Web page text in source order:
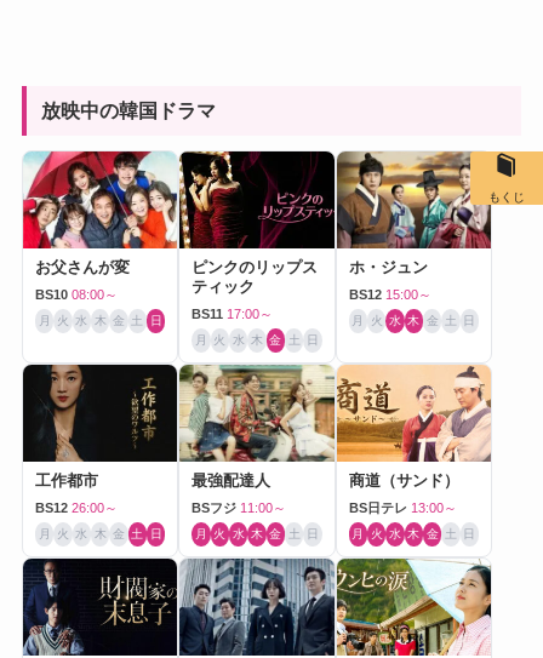
放映中の韓国ドラマ
お父さんが変
BS10 08:00～
月 火 水 木 金 土 日
ピンクのリップス
ティック
BS11 17:00～
月 火 水 木 金 土 日
ホ・ジュン
BS12 15:00～
月 火 水 木 金 土 日
工作都市
BS12 26:00～
月 火 水 木 金 土 日
最強配達人
BSフジ 11:00～
月 火 水 木 金 土 日
商道（サンド）
BS日テレ 13:00～
月 火 水 木 金 土 日
もくじ